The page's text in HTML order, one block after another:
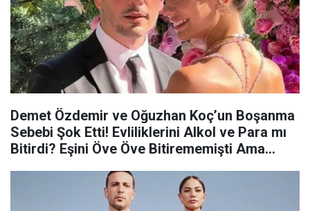
Demet Özdemir ve Oğuzhan Koç’un Boşanma
Sebebi Şok Etti! Evliliklerini Alkol ve Para mı
Bitirdi? Eşini Öve Öve Bitirememişti Ama…